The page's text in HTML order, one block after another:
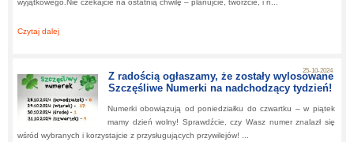
wyjątkowego.Nie czekajcie na ostatnią chwilę – planujcie, twórzcie, i n...
Czytaj dalej
25-10-2024
Z radością ogłaszamy, że zostały wylosowane
Szczęśliwe Numerki na nadchodzący tydzień!
Numerki obowiązują od poniedziałku do czwartku – w piątek
mamy dzień wolny! Sprawdźcie, czy Wasz numer znalazł się
wśród wybranych i korzystajcie z przysługujących przywilejów! ...